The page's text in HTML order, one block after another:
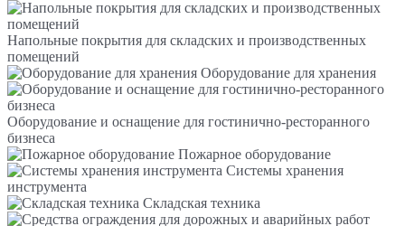
Напольные покрытия для складских и производственных
помещений
Оборудование для хранения
Оборудование и оснащение для гостинично-ресторанного
бизнеса
Пожарное оборудование
Системы хранения
инструмента
Складская техника